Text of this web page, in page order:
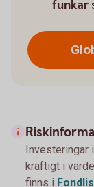
funkar
Investeringar
kraftigt i
finns i